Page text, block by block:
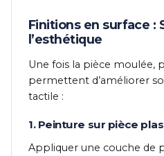
Finitions en surface :
l’esthétique
Une fois la pièce moulée,
permettent d’améliorer
tactile :
1. Peinture sur pièce
Appliquer une couche de